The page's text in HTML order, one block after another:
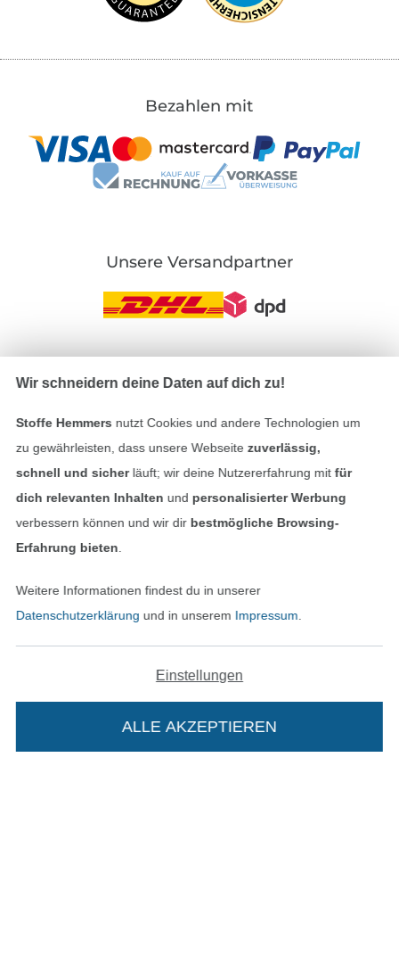
Bezahlen mit
Unsere Versandpartner
Impressum
Datenschutz
Kontakt
Bestellung widerrufen
Finde mehr Inspiration
In den deutschen Shop wechseln (aktuell
Wir schneidern deine Daten auf dich zu!
Stoffe Hemmers nutzt Cookies und andere Technologien um
zu gewährleisten, dass unsere Webseite zuverlässig,
schnell und sicherläuft; wir deine Nutzererfahrung mitfür
dich relevanten Inhalten und personalisierter Werbung
verbessern können und wir dir bestmögliche Browsing-
Erfahrung bieten
Weitere Informationen findest du in unserer
Datenschutzerklärung und in unserem Impressum
Einstellungen
ALLE AKZEPTIEREN